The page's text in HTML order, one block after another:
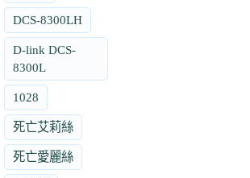
DCS-8300LH
D-link DCS-
8300L
1028
死亡艾莉絲
死亡愛麗絲